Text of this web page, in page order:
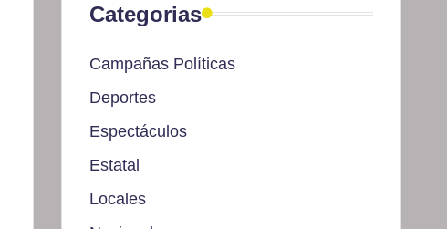
Categorias
Campañas Políticas
Deportes
Espectáculos
Estatal
Locales